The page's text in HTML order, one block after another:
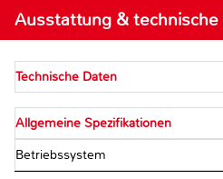
Ausstattung & technische
Technische Daten
Allgemeine Spezifikationen
Betriebssystem